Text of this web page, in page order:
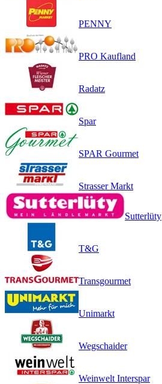
PENNY
PRO Kaufland
Radatz
Spar
SPAR Gourmet
Strasser Markt
Sutterlüty
T&G
Transgourmet
Unimarkt
Wegschaider
Weinwelt Interspar